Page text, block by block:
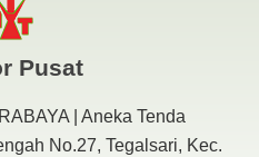
Pusat
| Aneka Tenda
No.27, Tegalsari, Kec.